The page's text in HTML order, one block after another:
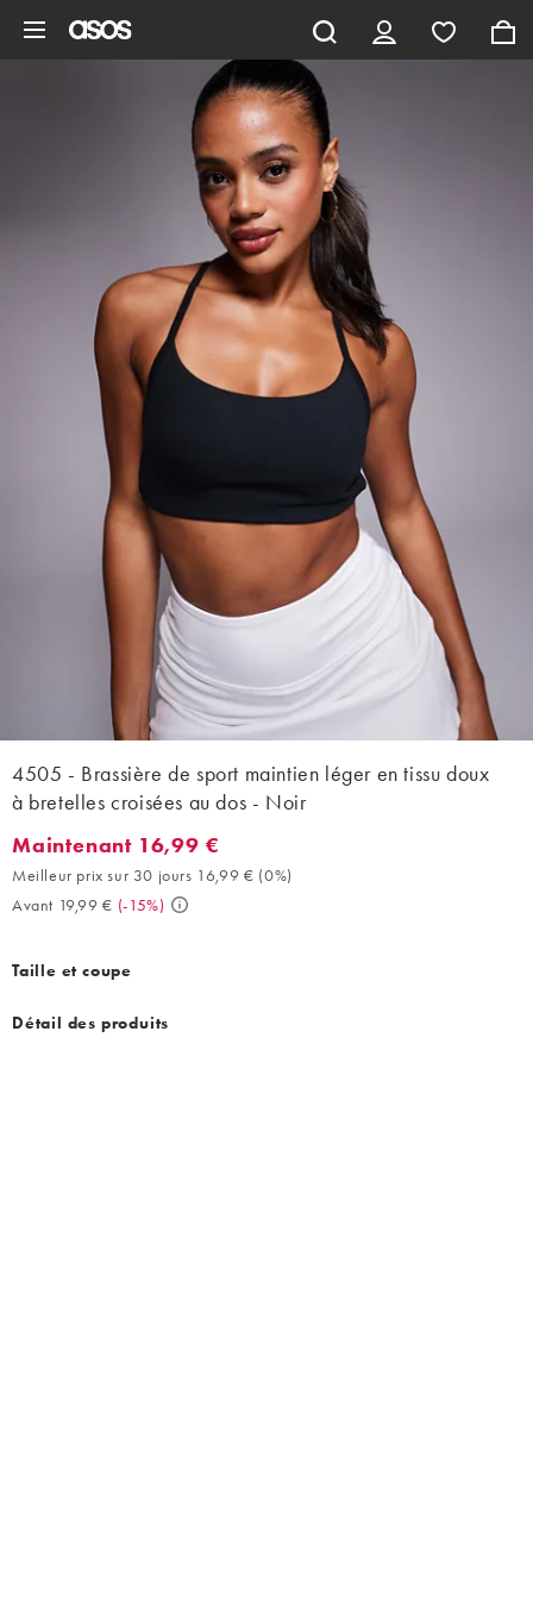
4505 - Brassière de sport maintien léger en tissu doux
à bretelles croisées au dos - Noir
Maintenant 16,99 €. Meilleur prix sur 30 jours 16,99 € (0%).
Maintenant 16,99 €
Meilleur prix sur 30 jours 16,99 € (0%)
Avant 19,99 € (-15%)
Taille et coupe
Détail des produits